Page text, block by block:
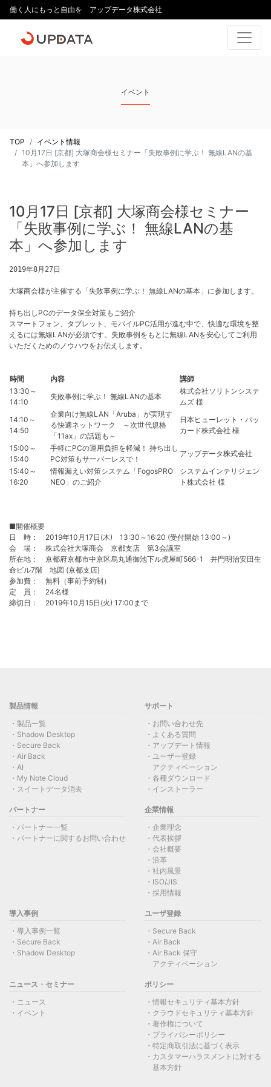
働く人にもっと自由を アップデータ株式会社
イベント
TOP
イベント情報
10月17日 [京都] 大塚商会様セミナー「失敗事例に学ぶ！ 無線LANの基
本」へ参加します
10月17日 [京都] 大塚商会様セミナー
「失敗事例に学ぶ！ 無線LANの基
本」へ参加します
2019年8月27日
大塚商会様が主催する「失敗事例に学ぶ！ 無線LANの基本」に参加します。
持ち出しPCのデータ保全対策もご紹介
スマートフォン、タブレット、モバイルPC活用が進む中で、快適な環境を整
えるには無線LANが必須です。失敗事例をもとに無線LANを安心してご利用
いただくためのノウハウをお伝えします。
時間 内容
講師
13:30～
14:10
失敗事例に学ぶ！ 無線LANの基本
株式会社ソリトンシステ
ムズ 様
14:10～
14:50
企業向け無線LAN「Aruba」が実現す
る快適ネットワーク ～次世代規格
「11ax」の話題も～
日本ヒューレット・パッ
カード株式会社 様
15:00～
15:40
手軽にPCの運用負担を軽減！ 持ち出し
PC対策もサーバーレスで！
アップデータ株式会社
15:40～
16:20
情報漏えい対策システム「FogosPRO
NEO」のご紹介
システムインテリジェン
ト株式会社 様
■開催概要
日 時： 2019年10月17日(木) 13:30～16:20 (受付開始 13:00～)
会 場： 株式会社大塚商会 京都支店 第3会議室
所在地： 京都府京都市中京区烏丸通御池下ル虎屋町566-1 井門明治安田生
命ビル7階 地図 (京都支店)
参加費： 無料（事前予約制）
定 員： 24名様
締切日： 2019年10月15日(火) 17:00まで
製品情報
製品一覧
Shadow Desktop
Secure Back
Air Back
AI
My Note Cloud
スイートデータ消去
サポート
お問い合わせ先
よくある質問
アップデート情報
ユーザー登録
アクティベーション
各種ダウンロード
インストーラー
パートナー
パートナー一覧
パートナーに関するお問い合わせ
企業情報
企業理念
代表挨拶
会社概要
沿革
社内風景
ISO/JIS
採用情報
導入事例
導入事例一覧
Secure Back
Shadow Desktop
ユーザ登録
Secure Back
Air Back
Air Back 保守
アクティベーション
ニュース・セミナー
ニュース
イベント
ポリシー
情報セキュリティ基本方針
クラウドセキュリティ基本方針
著作権について
プライバシーポリシー
特定商取引法に基づく表示
カスタマーハラスメントに対する
基本方針